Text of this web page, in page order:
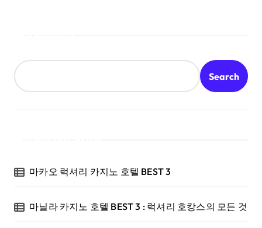
Search
마카오 럭셔리 카지노 호텔 BEST 3
마닐라 카지노 호텔 BEST 3 : 럭셔리 호캉스의 모든 것